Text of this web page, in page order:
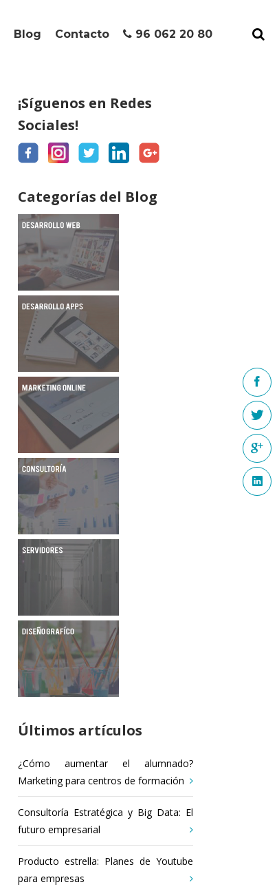
Blog Contacto 96 062 20 80
¡Síguenos en Redes
Sociales!
Categorías del Blog
Últimos artículos
¿Cómo aumentar el alumnado?
Marketing para centros de formación
Consultoría Estratégica y Big Data: El
futuro empresarial
Producto estrella: Planes de Youtube
para empresas